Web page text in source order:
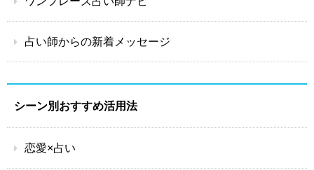
占い師からの新着メッセージ
シーン別おすすめ活用法
恋愛×占い